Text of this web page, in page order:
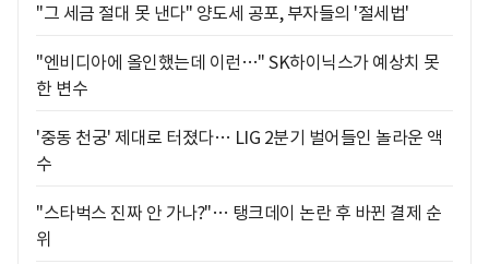
"그 세금 절대 못 낸다" 양도세 공포, 부자들의 '절세법'
"엔비디아에 올인했는데 이런…" SK하이닉스가 예상치 못
한 변수
'중동 천궁' 제대로 터졌다… LIG 2분기 벌어들인 놀라운 액
수
"스타벅스 진짜 안 가나?"… 탱크데이 논란 후 바뀐 결제 순
위